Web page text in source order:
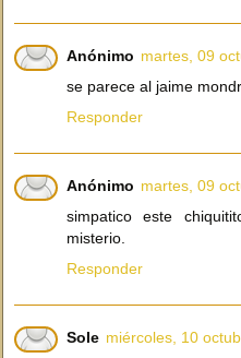
Anónimo martes, 09
se parece al jaime
Responder
Anónimo martes, 09
simpatico este
misterio.
Responder
Sole miércoles, 10